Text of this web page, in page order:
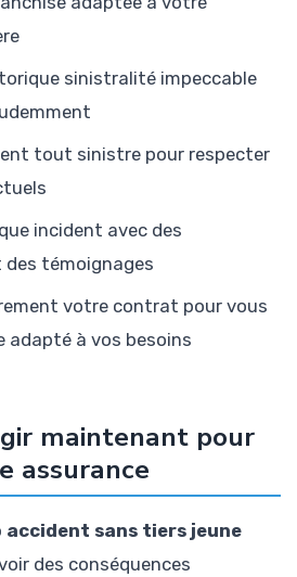
sinistralité impeccable
tout sinistre pour respecter
incident avec des
témoignages
votre contrat pour vous
adapté à vos besoins
maintenant pour
assurance
accident sans tiers jeune
des conséquences